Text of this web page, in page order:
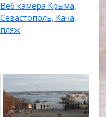
Веб камера Крыма,
Севастополь, Кача,
пляж